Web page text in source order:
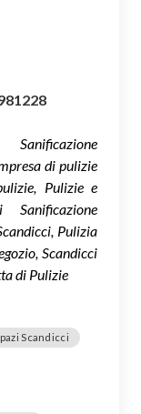
Sanificazione
di pulizie
Pulizie e
Sanificazione
Pulizia
Scandicci
di Pulizie
Scandicci